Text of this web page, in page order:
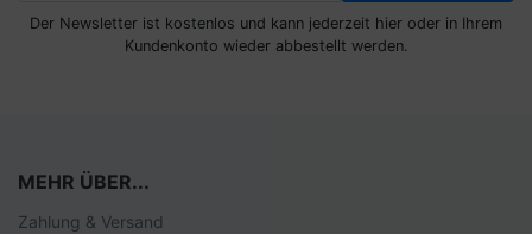
Der Newsletter ist kostenlos und kann jederzeit hier oder in Ihrem
Kundenkonto wieder abbestellt werden.
MEHR ÜBER...
Zahlung & Versand